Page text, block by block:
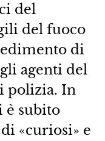
del
del fuoco
di
agenti del
polizia. In
è subito
«curiosi» e